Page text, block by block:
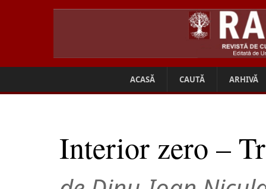
ACASĂ CAUTĂ ARHIVĂ
Interior zero –